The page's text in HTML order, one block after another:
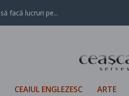
facă lucruri pe...
CEAIUL ENGLEZESC ARTE